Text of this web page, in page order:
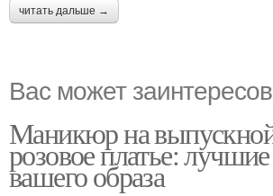
читать дальше →
Вас может
Маникюр на
розовое платье:
вашего образа